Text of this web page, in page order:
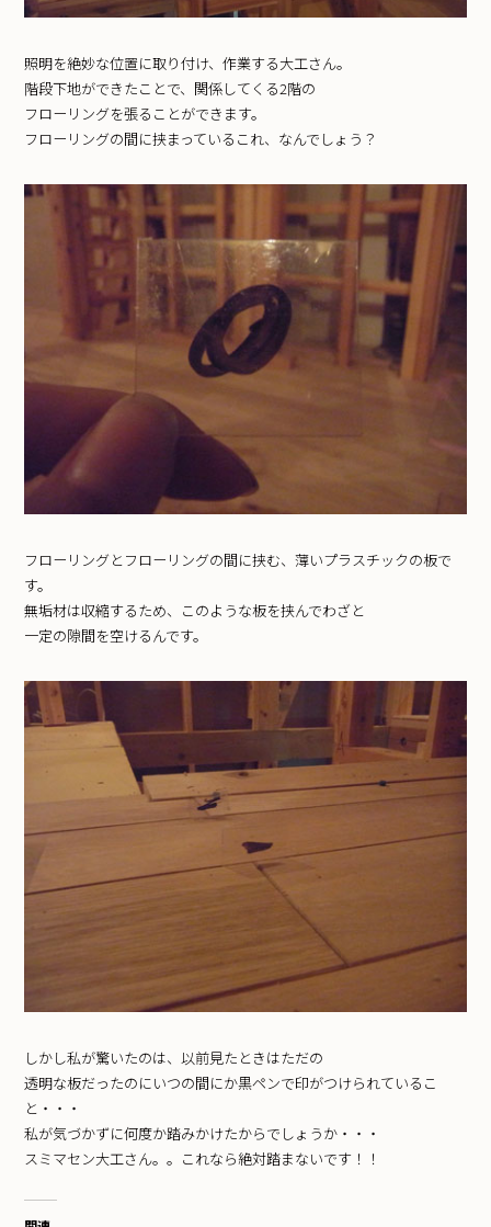
照明を絶妙な位置に取り付け、作業する大工さん。
階段下地ができたことで、関係してくる2階の
フローリングを張ることができます。
フローリングの間に挟まっているこれ、なんでしょう？
フローリングとフローリングの間に挟む、薄いプラスチックの板で
す。
無垢材は収縮するため、このような板を挟んでわざと
一定の隙間を空けるんです。
しかし私が驚いたのは、以前見たときはただの
透明な板だったのにいつの間にか黒ペンで印がつけられているこ
と・・・
私が気づかずに何度か踏みかけたからでしょうか・・・
スミマセン大工さん。。これなら絶対踏まないです！！